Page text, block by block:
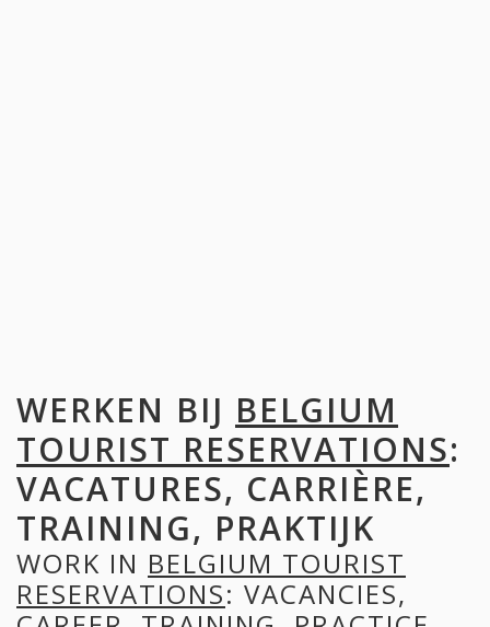
WERKEN BIJ BELGIUM
TOURIST RESERVATIONS:
VACATURES, CARRIÈRE,
TRAINING, PRAKTIJK
WORK IN BELGIUM TOURIST
RESERVATIONS: VACANCIES,